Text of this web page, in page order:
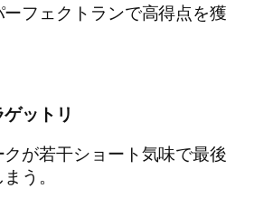
ーフェクトランで高得点を獲
ットリ
クが若干ショート気味で最後
う。